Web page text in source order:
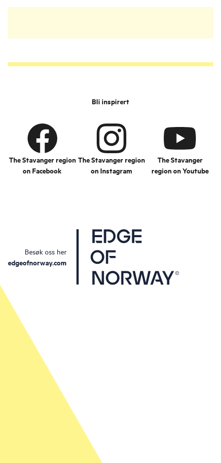
Bli inspirert
The Stavanger region
on Facebook
The Stavanger region
on Instagram
The Stavanger
region on Youtube
Besøk oss her
edgeofnorway.com